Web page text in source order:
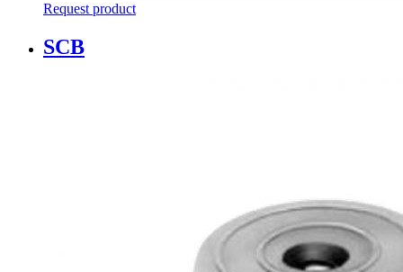
Request product
SCB